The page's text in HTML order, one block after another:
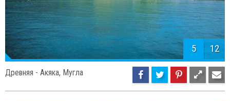
5 12
Древняя - Акяка, Мугла